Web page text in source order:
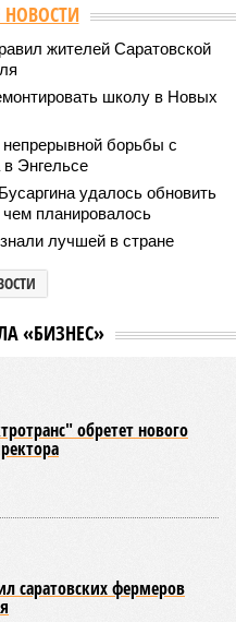
НОВОСТИ
жителей Саратовской
школу в Новых
борьбы с
Энгельсе
удалось обновить
планировалось
лучшей в стране
«БИЗНЕС»
обретет нового
саратовских фермеров